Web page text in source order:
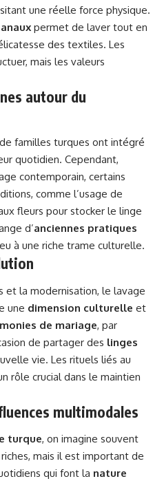
une réelle force physique.
permet de laver tout en
des textiles. Les
mais les valeurs
autour du
familles turques ont intégré
quotidien. Cependant,
contemporain, certains
comme l’usage de
fleurs pour stocker le linge
d’anciennes pratiques
à une riche trame culturelle.
et la modernisation, le lavage
une dimension culturelle et
de mariage, par
de partager des linges
vie. Les rituels liés au
rôle crucial dans le maintien
multimodales
turque, on imagine souvent
riches, mais il est important de
qui font la nature